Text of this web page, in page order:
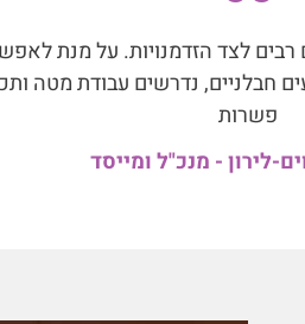
לצד הזדמנויות. על מנת
חבלניים, נדרשים עבודת מטה
פשרות
לירון - מנכ"ל ומייסד